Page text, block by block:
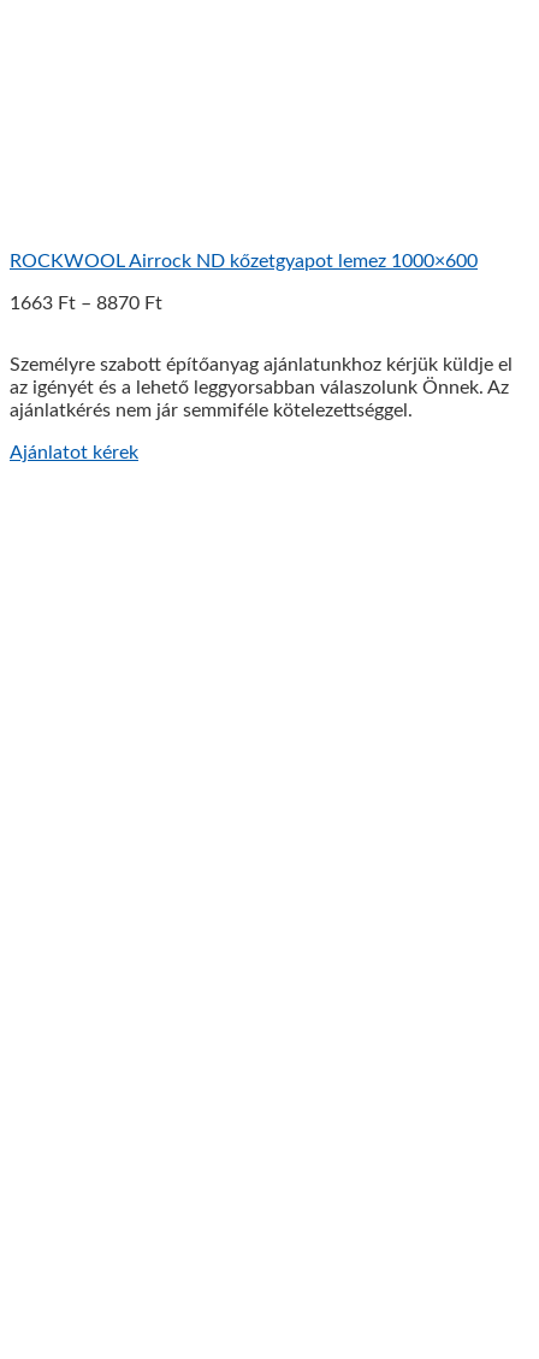
ROCKWOOL Airrock ND kőzetgyapot lemez 1000×600
1663 Ft – 8870 Ft
Személyre szabott építőanyag ajánlatunkhoz kérjük küldje el
az igényét és a lehető leggyorsabban válaszolunk Önnek. Az
ajánlatkérés nem jár semmiféle kötelezettséggel.
Ajánlatot kérek